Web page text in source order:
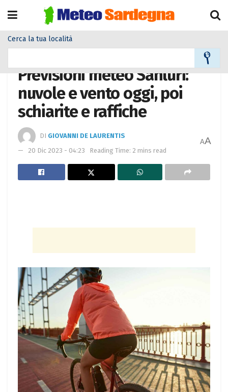
Cerca la tua località
Previsioni meteo Sanluri:
nuvole e vento oggi, poi
schiarite e raffiche
DI GIOVANNI DE LAURENTIS
20 Dic 2023 - 04:23
Reading Time: 2 mins read
AA